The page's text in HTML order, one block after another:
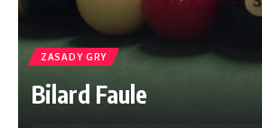
ZASADY GRY
Bilard Faule